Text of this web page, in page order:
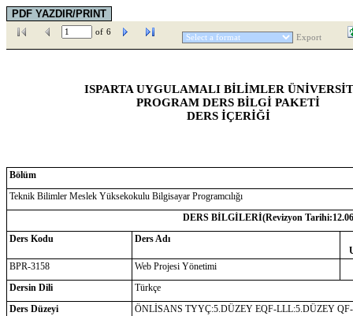
of 6
Export
ISPARTA UYGULAMALI BİLİMLER
PROGRAM DERS BİLGİ PAKETİ
DERS İÇERİĞİ
Bölüm
Teknik Bilimler Meslek Yüksekokulu Bilgisayar Programcılığı
DERS BİLGİLERİ(Revizyon Tarihi:
Ders Kodu
Ders Adı
BPR-3158
Web Projesi Yönetimi
Dersin Dili
Türkçe
Ders Düzeyi
ÖNLİSANS TYYÇ:5.DÜZEY EQF-LLL:5.DÜZEY